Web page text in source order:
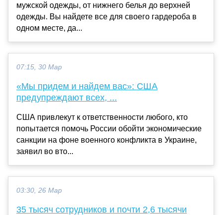
мужской одежды, от нижнего белья до верхней
одежды. Вы найдете все для своего гардероба в
одном месте, да...
07:15, 30 Мар
«Мы придем и найдем вас»: США
предупреждают всех, ...
США привлекут к ответственности любого, кто
попытается помочь России обойти экономические
санкции на фоне военного конфликта в Украине,
заявил во вто...
03:30, 26 Мар
35 тысяч сотрудников и почти 2,6 тысячи